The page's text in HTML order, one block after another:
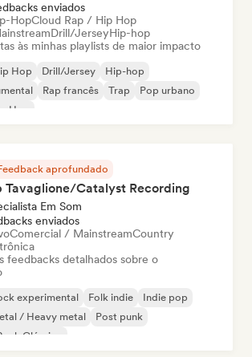
enviados
HopCloud Rap / Hip Hop
Drill/JerseyHip-hop
às minhas playlists de maior impacto
Hop Drill/Jersey
Hip-hop
Rap francês Trap
Pop urbano
Hop
aprofundado
Tavaglione/Catalyst Recording
Em Som
enviados
Comercial / MainstreamCountry
feedbacks detalhados sobre o
experimental Folk indie
Indie pop
/ Heavy metal
Post punk
Clássico